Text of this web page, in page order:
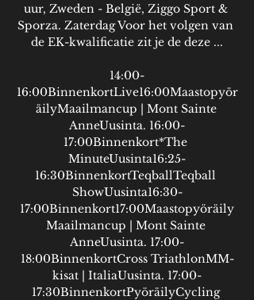
uur, Zweden - België, Ziggo Sport &
Sporza. Zaterdag Voor het volgen van
de EK-kwalificatie zit je de deze ...
14:00-
16:00BinnenkortLive16:00Maastopyör
äilyMaailmancup | Mont Sainte
AnneUusinta. 16:00-
17:00Binnenkort*The
MinuteUusinta16:25-
16:30BinnenkortTeqballTeqball
ShowUusinta16:30-
17:00Binnenkort17:00Maastopyöräily
Maailmancup | Mont Sainte
AnneUusinta. 17:00-
18:00BinnenkortCross TriathlonMM-
kisat | ItaliaUusinta. 17:00-
17:30BinnenkortPyöräilyCycling